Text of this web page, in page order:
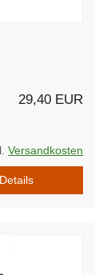
29,40 EUR
Versandkosten